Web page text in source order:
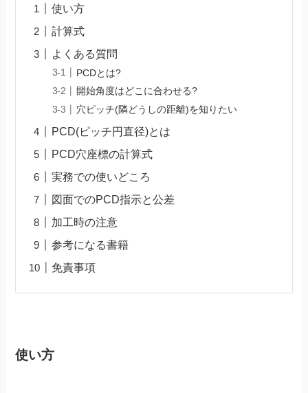
使い方
計算式
よくある質問
PCDとは?
開始角度はどこに合わせる?
穴ピッチ(隣どうしの距離)を知りたい
PCD(ピッチ円直径)とは
PCD穴座標の計算式
実務での使いどころ
図面でのPCD指示と公差
加工時の注意
参考になる書籍
免責事項
使い方